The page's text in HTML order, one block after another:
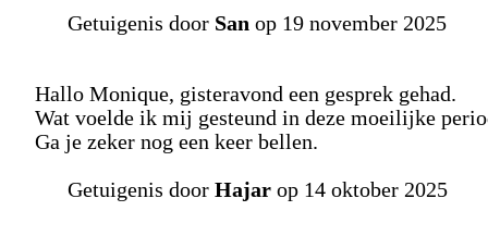
Getuigenis door San op 19 november 2025
Hallo Monique, gisteravond een gesprek gehad.
Wat voelde ik mij gesteund in deze moeilijke
Ga je zeker nog een keer bellen.
Getuigenis door Hajar op 14 oktober 2025